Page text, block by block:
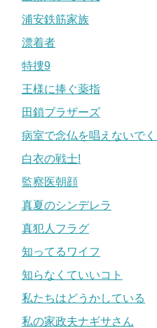
浦安鉄筋家族
漂着者
特捜9
王様に捧ぐ薬指
田鎖ブラザーズ
病室で念仏を唱えないで
白衣の戦士!
監察医朝顔
真夏のシンデレラ
真犯人フラグ
知ってるワイフ
知らなくていいコト
私たちはどうかしている
私の家政夫ナギサさん